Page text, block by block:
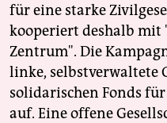
für eine starke
kooperiert deshalb
Zentrum". Die
linke, selbstverwaltete
solidarischen Fonds
auf. Eine offene